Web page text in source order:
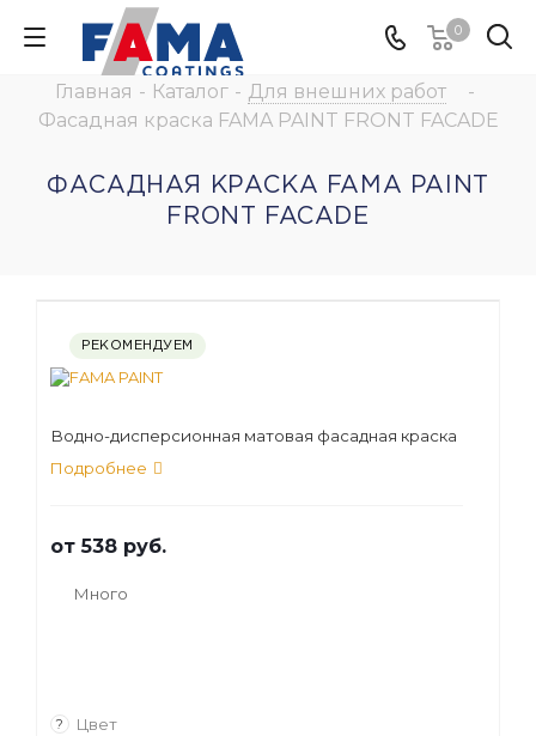
0
Главная - Каталог - Для внешних работ
-
Фасадная краска FAMA PAINT FRONT FACADE
ФАСАДНАЯ КРАСКА FAMA PAINT
FRONT FACADE
РЕКОМЕНДУЕМ
Водно-дисперсионная матовая фасадная краска
Подробнее
от538 руб.
Много
? Цвет